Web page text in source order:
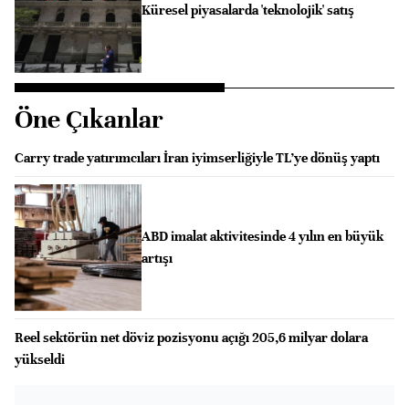
Küresel piyasalarda 'teknolojik' satış
Öne Çıkanlar
Carry trade yatırımcıları İran iyimserliğiyle TL’ye dönüş yaptı
ABD imalat aktivitesinde 4 yılın en büyük
artışı
Reel sektörün net döviz pozisyonu açığı 205,6 milyar dolara
yükseldi